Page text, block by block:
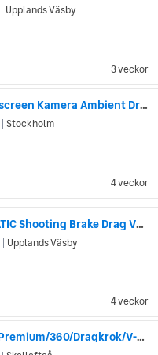
3 veckor
Upplands Väsby
Mercedes-Benz CLA 200 AMG Widescreen Kamera Ambient Drag
4 veckor
Stockholm
Mercedes-Benz CLA 200 200d 4MATIC Shooting Brake Drag Värmare
4 veckor
Upplands Väsby
Mercedes-Benz CLA 200 AMG Line Premium/360/Dragkrok/V-Hju...